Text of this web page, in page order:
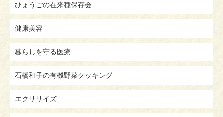
ひょうごの在来種保存会
健康美容
暮らしを守る医療
石橋和子の有機野菜クッキング
エクササイズ